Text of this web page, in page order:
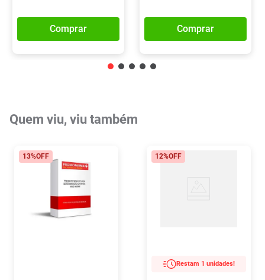
Comprar Comprar
Quem viu, viu também
13%OFF 12%OFF
Restam 1 unidades!